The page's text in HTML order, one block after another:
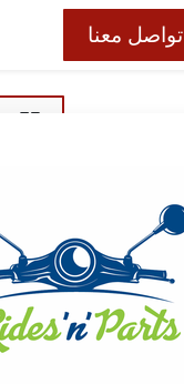
تواصل معنا
اغطيه